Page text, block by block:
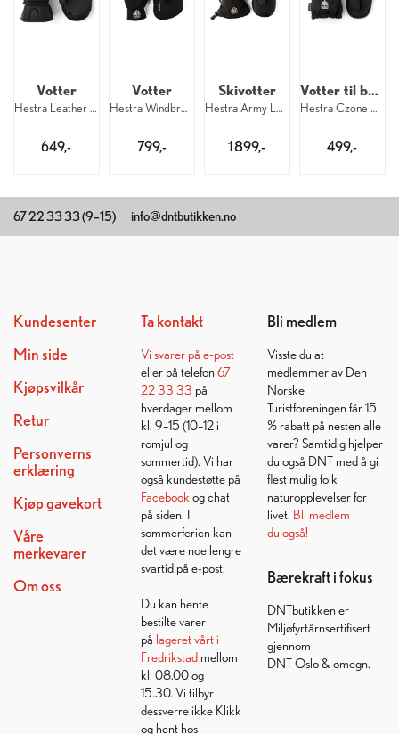
Votter
Hestra Leather Box Mitt 100
649,-
Votter
Hestra Windbreaker Pull Over Mitt 100
799,-
Skivotter
Hestra Army Leather GTX Mitt 100
1 899,-
Votter til barn
Hestra Czone Contact Shell Mitt Kid 100
499,-
67 22 33 33 (9–15) info@dntbutikken.no
Kundesenter
Min side
Kjøpsvilkår
Retur
Personverns
erklæring
Kjøp gavekort
Våre
merkevarer
Om oss
Ta kontakt
Vi svarer på e-post
eller på telefon 67
22 33 33 på
hverdager mellom
kl. 9–15 (10–12 i
romjul og
sommertid). Vi har
også kundestøtte på
Facebook og chat
på siden. I
sommerferien kan
det være noe lengre
svartid på e-post.
Du kan hente
bestilte varer
på lageret vårt i
Fredrikstadmellom
kl. 08.00 og
15.30. Vi tilbyr
dessverre ikke Klikk
og hent hos
Bli medlem
Visste du at
medlemmer av Den
Norske
Turistforeningen får 15
% rabatt på nesten alle
varer? Samtidig hjelper
du også DNT med å gi
flest mulig folk
naturopplevelser for
livet. Bli medlem
du også!
Bærekraft i fokus
DNTbutikken er
Miljøfyrtårnsertifisert
gjennom
DNT Oslo & omegn.